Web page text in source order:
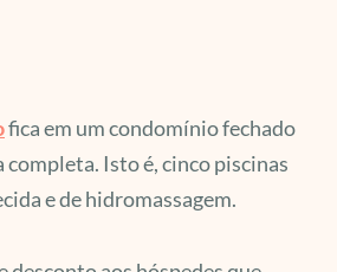
fica em um condomínio fechado
Isto é, cinco piscinas
e de hidromassagem.